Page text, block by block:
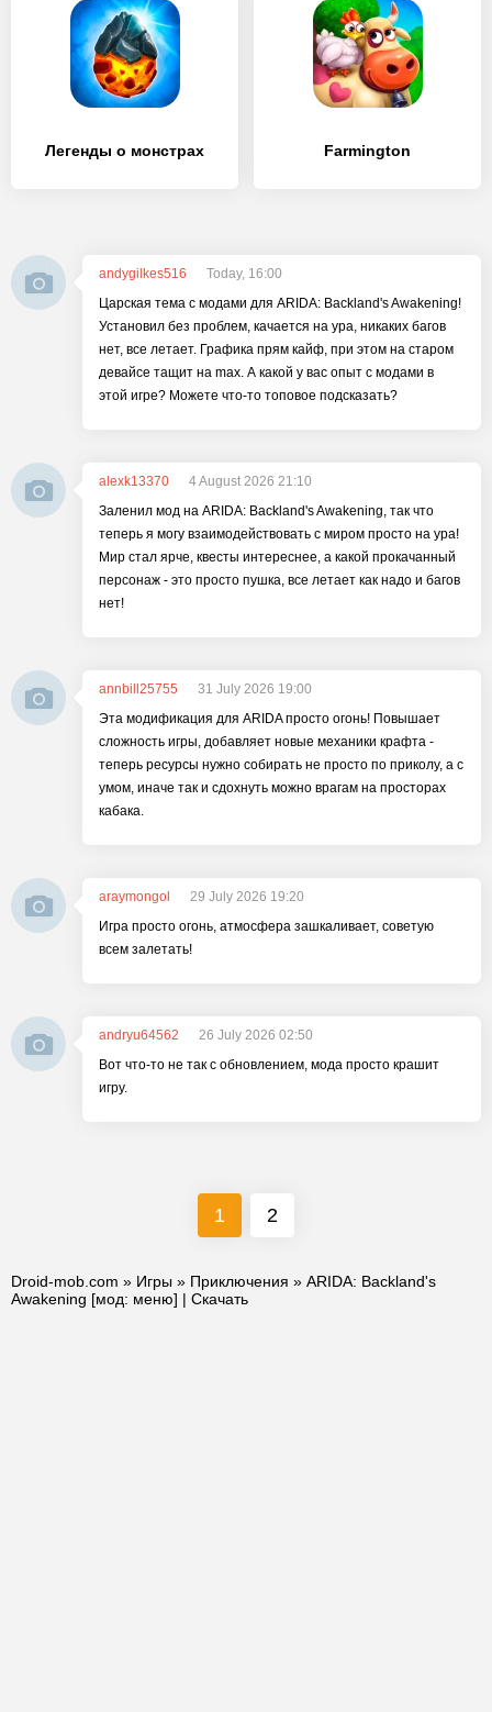
Легенды о монстрах Farmington
andygilkes516
Today, 16:00
Царская тема с модами для ARIDA: Backland's Awakening!
Установил без проблем, качается на ура, никаких багов
нет, все летает. Графика прям кайф, при этом на старом
девайсе тащит на max. А какой у вас опыт с модами в
этой игре? Можете что-то топовое подсказать?
alexk13370
4 August 2026 21:10
Заленил мод на ARIDA: Backland's Awakening, так что
теперь я могу взаимодействовать с миром просто на ура!
Мир стал ярче, квесты интереснее, а какой прокачанный
персонаж - это просто пушка, все летает как надо и багов
нет!
annbill25755
31 July 2026 19:00
Эта модификация для ARIDA просто огонь! Повышает
сложность игры, добавляет новые механики крафта -
теперь ресурсы нужно собирать не просто по приколу, а с
умом, иначе так и сдохнуть можно врагам на просторах
кабака.
araymongol
29 July 2026 19:20
Игра просто огонь, атмосфера зашкаливает, советую
всем залетать!
andryu64562
26 July 2026 02:50
Вот что-то не так с обновлением, мода просто крашит
игру.
1 2
Droid-mob.com » Игры » Приключения » ARIDA: Backland's
Awakening [мод: меню] | Скачать